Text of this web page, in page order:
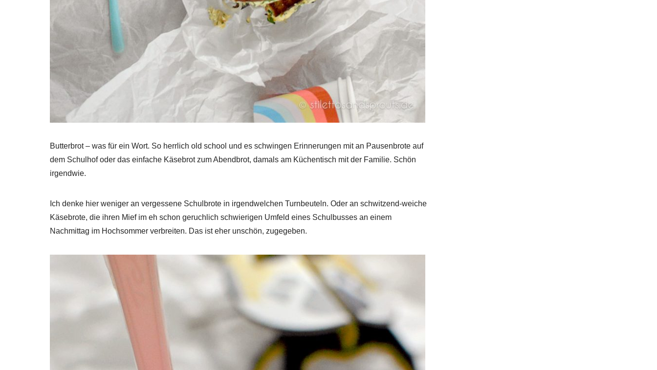
Butterbrot – was für ein Wort. So herrlich old school und es schwingen Erinnerungen mit an Pausenbrote auf
dem Schulhof oder das einfache Käsebrot zum Abendbrot, damals am Küchentisch mit der Familie. Schön
irgendwie.
Ich denke hier weniger an vergessene Schulbrote in irgendwelchen Turnbeuteln. Oder an schwitzend-weiche
Käsebrote, die ihren Mief im eh schon geruchlich schwierigen Umfeld eines Schulbusses an einem
Nachmittag im Hochsommer verbreiten. Das ist eher unschön, zugegeben.